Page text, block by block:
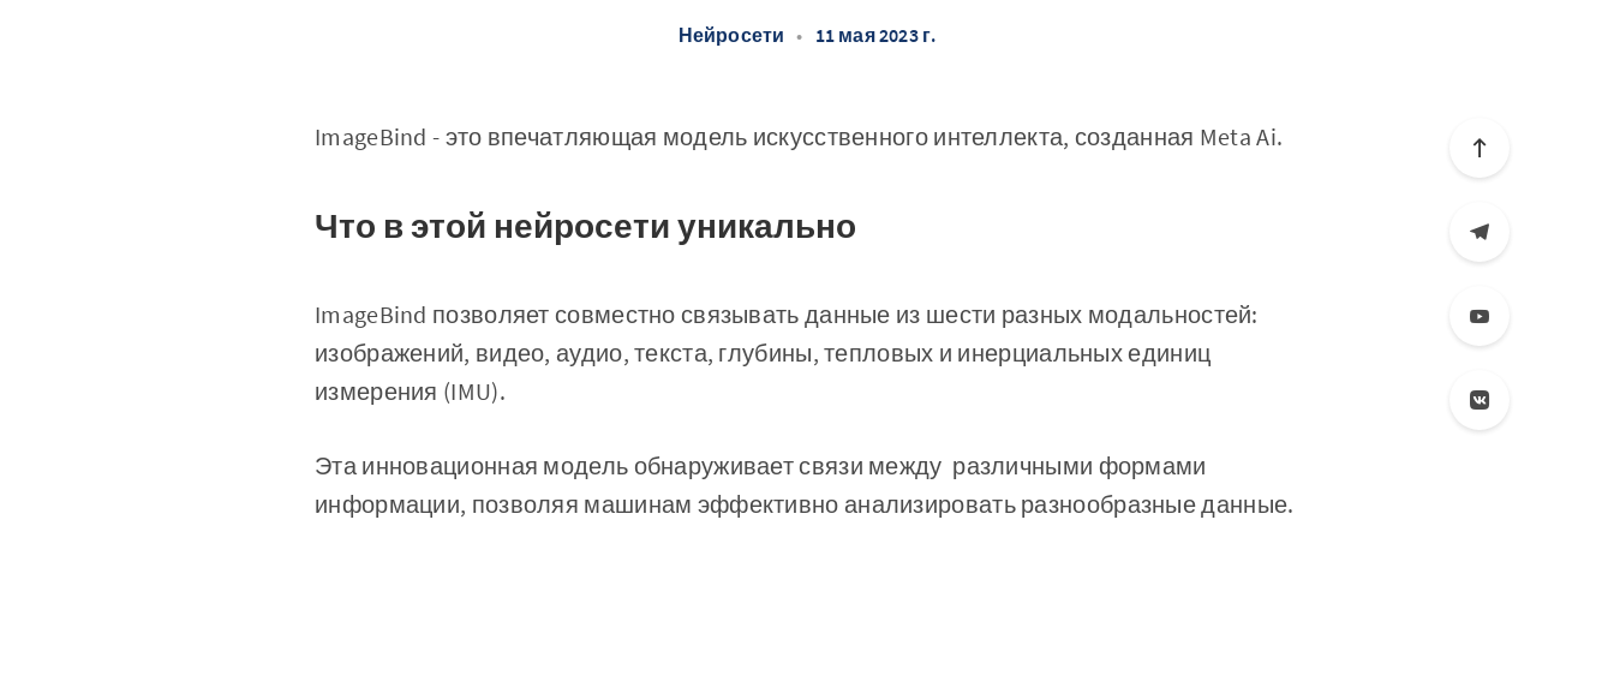
Нейросети • 11 мая 2023 г.
ImageBind - это впечатляющая модель искусственного интеллекта, созданная Meta Ai.
Что в этой нейросети уникально
ImageBind позволяет совместно связывать данные из шести разных модальностей:
изображений, видео, аудио, текста, глубины, тепловых и инерциальных единиц
измерения (IMU).
Эта инновационная модель обнаруживает связи между различными формами
информации, позволяя машинам эффективно анализировать разнообразные данные.